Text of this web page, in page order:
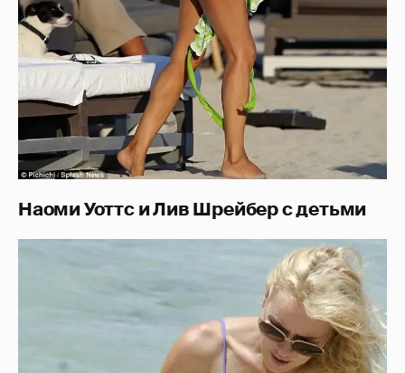
Наоми Уоттс и Лив Шрейбер с детьми